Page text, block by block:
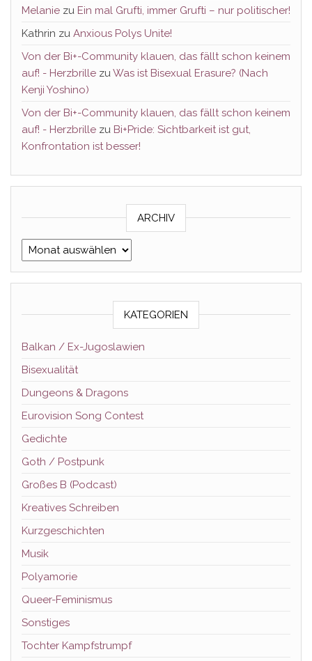
Melanie zu Ein mal Grufti, immer Grufti – nur politischer!
Kathrin zu Anxious Polys Unite!
Von der Bi+-Community klauen, das fällt schon keinem
auf! - Herzbrille zuWas ist Bisexual Erasure? (Nach
Kenji Yoshino)
Von der Bi+-Community klauen, das fällt schon keinem
auf! - Herzbrille zu Bi+Pride: Sichtbarkeit ist gut,
Konfrontation ist besser!
ARCHIV
Archiv
KATEGORIEN
Balkan / Ex-Jugoslawien
Bisexualität
Dungeons & Dragons
Eurovision Song Contest
Gedichte
Goth / Postpunk
Großes B (Podcast)
Kreatives Schreiben
Kurzgeschichten
Musik
Polyamorie
Queer-Feminismus
Sonstiges
Tochter Kampfstrumpf